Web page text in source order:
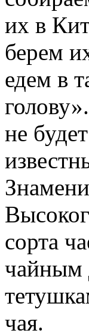
их в
берем
едем в
не
сорта
чайным
чая.